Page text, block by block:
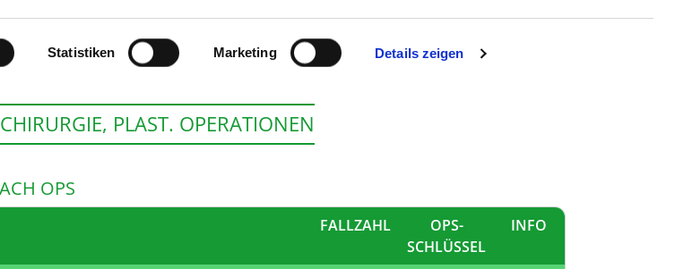
Statistiken Marketing Details zeigen
PLAST. OPERATIONEN
OPS
FALLZAHL
OPS-
SCHLÜSSEL
INFO